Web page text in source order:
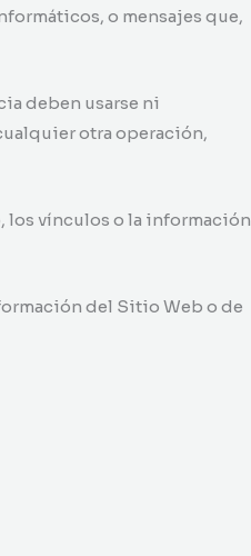
o mensajes que,
deben usarse ni
otra operación,
los vínculos o la información
del Sitio Web o de